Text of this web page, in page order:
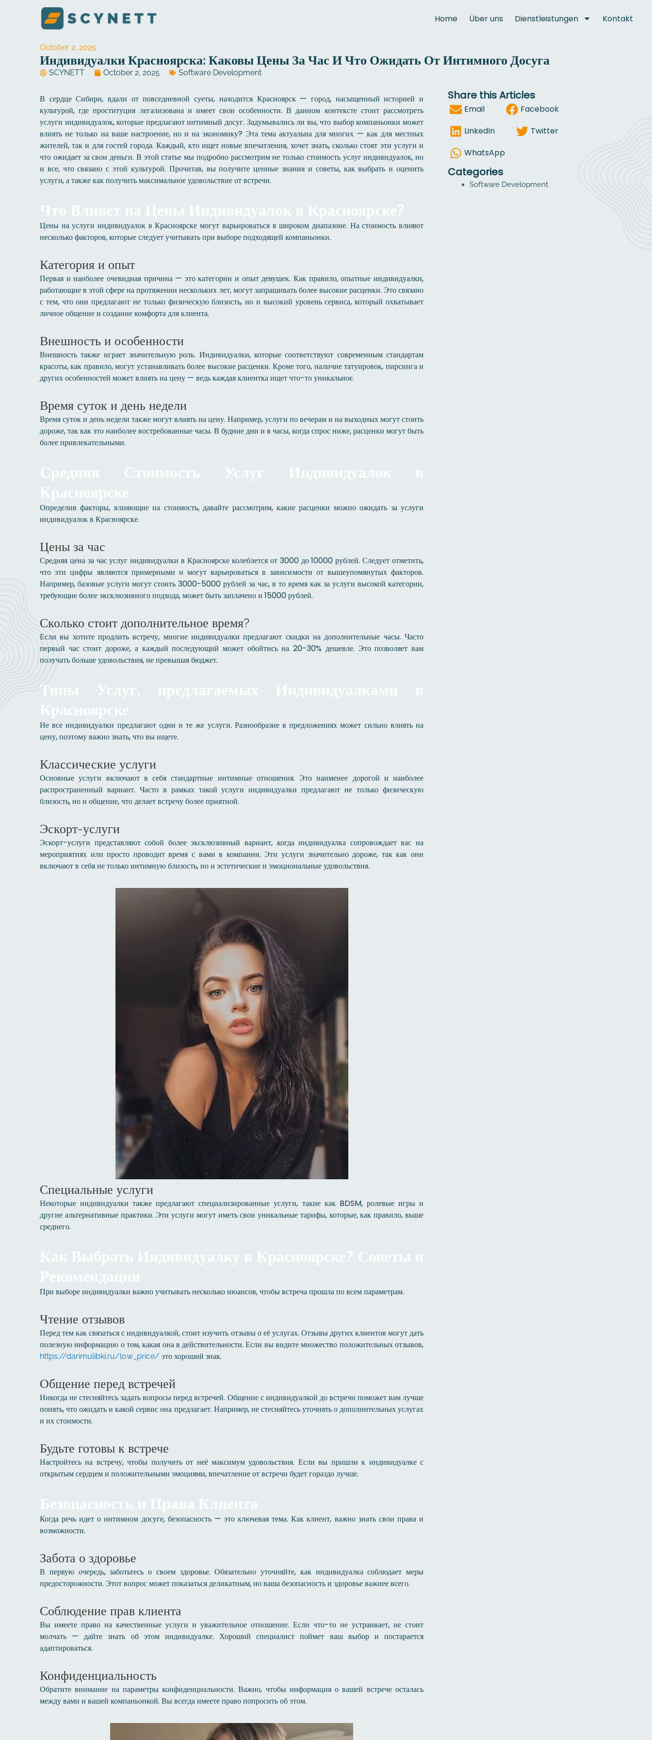
Home Über uns Dienstleistungen Kontakt
October 2, 2025
Индивидуалки Красноярска: Каковы Цены За Час И Что Ожидать От Интимного Досуга
SCYNETT October 2, 2025 Software Development
В сердце Сибири, вдали от повседневной суеты, находится Красноярск — город, насыщенный историей и
культурой, где проституция легализована и имеет свои особенности. В данном контексте стоит рассмотреть
услуги индивидуалок, которые предлагают интимный досуг. Задумывались ли вы, что выбор компаньонки может
влиять не только на ваше настроение, но и на экономику? Эта тема актуальна для многих — как для местных
жителей, так и для гостей города. Каждый, кто ищет новые впечатления, хочет знать, сколько стоят эти услуги и
что ожидает за свои деньги. В этой статье мы подробно рассмотрим не только стоимость услуг индивидуалок, но
и все, что связано с этой культурой. Прочитав, вы получите ценные знания и советы, как выбрать и оценить
услуги, а также как получить максимальное удовольствие от встречи.
Что Влияет на Цены Индивидуалок в Красноярске?
Цены на услуги индивидуалок в Красноярске могут варьироваться в широком диапазоне. На стоимость влияют
несколько факторов, которые следует учитывать при выборе подходящей компаньонки.
Категория и опыт
Первая и наиболее очевидная причина — это категории и опыт девушек. Как правило, опытные индивидуалки,
работающие в этой сфере на протяжении нескольких лет, могут запрашивать более высокие расценки. Это связано
с тем, что они предлагают не только физическую близость, но и высокий уровень сервиса, который охватывает
личное общение и создание комфорта для клиента.
Внешность и особенности
Внешность также играет значительную роль. Индивидуалки, которые соответствуют современным стандартам
красоты, как правило, могут устанавливать более высокие расценки. Кроме того, наличие татуировок, пирсинга и
других особенностей может влиять на цену — ведь каждая клиентка ищет что-то уникальное.
Время суток и день недели
Время суток и день недели также могут влиять на цену. Например, услуги по вечерам и на выходных могут стоить
дороже, так как это наиболее востребованные часы. В будние дни и в часы, когда спрос ниже, расценки могут быть
более привлекательными.
Средняя Стоимость Услуг Индивидуалок в
Красноярске
Определив факторы, влияющие на стоимость, давайте рассмотрим, какие расценки можно ожидать за услуги
индивидуалок в Красноярске.
Цены за час
Средняя цена за час услуг индивидуалки в Красноярске колеблется от 3000 до 10000 рублей. Следует отметить,
что эти цифры являются примерными и могут варьироваться в зависимости от вышеупомянутых факторов.
Например, базовые услуги могут стоить 3000-5000 рублей за час, в то время как за услуги высокой категории,
требующие более эксклюзивного подхода, может быть заплачено и 15000 рублей.
Сколько стоит дополнительное время?
Если вы хотите продлить встречу, многие индивидуалки предлагают скидки на дополнительные часы. Часто
первый час стоит дороже, а каждый последующий может обойтись на 20-30% дешевле. Это позволяет вам
получать больше удовольствия, не превышая бюджет.
Типы Услуг, предлагаемых Индивидуалками в
Красноярске
Не все индивидуалки предлагают одни и те же услуги. Разнообразие в предложениях может сильно влиять на
цену, поэтому важно знать, что вы ищете.
Классические услуги
Основные услуги включают в себя стандартные интимные отношения. Это наименее дорогой и наиболее
распространенный вариант. Часто в рамках такой услуги индивидуалки предлагают не только физическую
близость, но и общение, что делает встречу более приятной.
Эскорт-услуги
Эскорт-услуги представляют собой более эксклюзивный вариант, когда индивидуалка сопровождает вас на
мероприятиях или просто проводит время с вами в компании. Эти услуги значительно дороже, так как они
включают в себя не только интимную близость, но и эстетические и эмоциональные удовольствия.
Специальные услуги
Некоторые индивидуалки также предлагают специализированные услуги, такие как BDSM, ролевые игры и
другие альтернативные практики. Эти услуги могут иметь свои уникальные тарифы, которые, как правило, выше
среднего.
Как Выбрать Индивидуалку в Красноярске? Советы и
Рекомендации
При выборе индивидуалки важно учитывать несколько нюансов, чтобы встреча прошла по всем параметрам.
Чтение отзывов
Перед тем как связаться с индивидуалкой, стоит изучить отзывы о её услугах. Отзывы других клиентов могут дать
полезную информацию о том, какая она в действительности. Если вы видите множество положительных отзывов,
https://darimulibki.ru/low_price/ это хороший знак.
Общение перед встречей
Никогда не стесняйтесь задать вопросы перед встречей. Общение с индивидуалкой до встречи поможет вам лучше
понять, что ожидать и какой сервис она предлагает. Например, не стесняйтесь уточнять о дополнительных услугах
и их стоимости.
Будьте готовы к встрече
Настройтесь на встречу, чтобы получить от неё максимум удовольствия. Если вы пришли к индивидуалке с
открытым сердцем и положительными эмоциями, впечатление от встречи будет гораздо лучше.
Безопасность и Права Клиента
Когда речь идет о интимном досуге, безопасность — это ключевая тема. Как клиент, важно знать свои права и
возможности.
Забота о здоровье
В первую очередь, заботьтесь о своем здоровье. Обязательно уточняйте, как индивидуалка соблюдает меры
предосторожности. Этот вопрос может показаться деликатным, но ваша безопасность и здоровье важнее всего.
Соблюдение прав клиента
Вы имеете право на качественные услуги и уважительное отношение. Если что-то не устраивает, не стоит
молчать — дайте знать об этом индивидуалке. Хороший специалист поймет ваш выбор и постарается
адаптироваться.
Конфиденциальность
Обратите внимание на параметры конфиденциальности. Важно, чтобы информация о вашей встрече осталась
между вами и вашей компаньонкой. Вы всегда имеете право попросить об этом.
Share this Articles
Email
Facebook
LinkedIn
Twitter
WhatsApp
Categories
Software Development